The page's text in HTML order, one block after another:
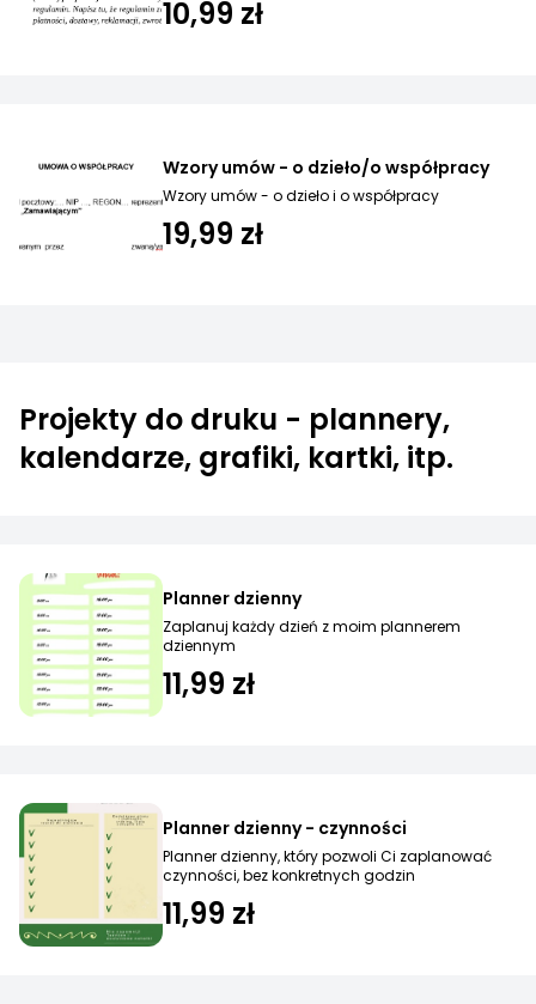
10,99 zł
Wzory umów - o dzieło/o współpracy
Wzory umów - o dzieło i o współpracy
19,99 zł
Projekty do druku - plannery,
kalendarze, grafiki, kartki, itp.
Planner dzienny
Zaplanuj każdy dzień z moim plannerem
dziennym
11,99 zł
Planner dzienny - czynności
Planner dzienny, który pozwoli Ci zaplanować
czynności, bez konkretnych godzin
11,99 zł